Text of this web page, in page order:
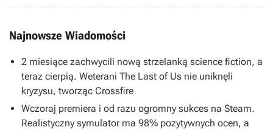
Najnowsze Wiadomości
2 miesiące zachwycili nową strzelanką science fiction, a
teraz cierpią. Weterani The Last of Us nie uniknęli
kryzysu, tworząc Crossfire
Wczoraj premiera i od razu ogromny sukces na Steam.
Realistyczny symulator ma 98% pozytywnych ocen, a